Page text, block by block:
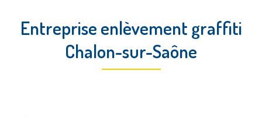
Entreprise enlèvement graffiti
Chalon-sur-Saône